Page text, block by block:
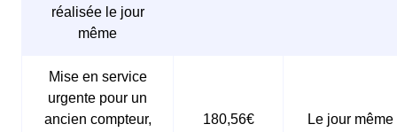
réalisée le jour
même
Mise en service
urgente pour un
ancien compteur,
180,56€ Le jour même